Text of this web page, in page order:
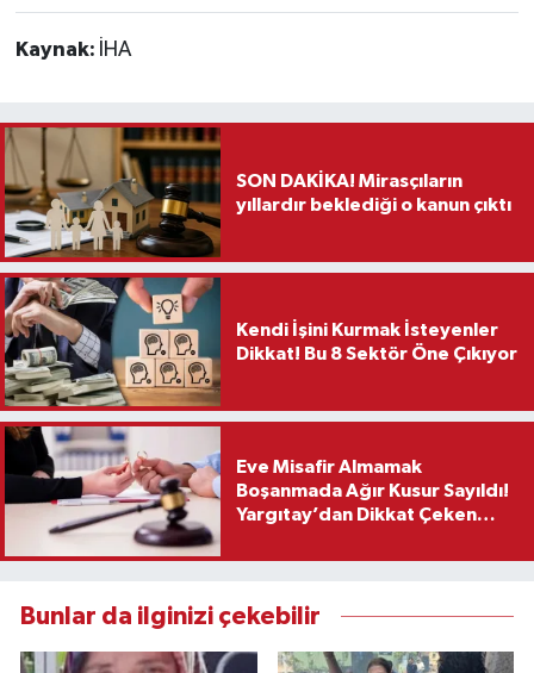
Kaynak: İHA
SON DAKİKA! Mirasçıların
yıllardır beklediği o kanun çıktı
Kendi İşini Kurmak İsteyenler
Dikkat! Bu 8 Sektör Öne Çıkıyor
Eve Misafir Almamak
Boşanmada Ağır Kusur Sayıldı!
Yargıtay’dan Dikkat Çeken
Bunlar da ilginizi çekebilir
Teknoloji
Vasıta
Vefat Haberleri
Yaşam